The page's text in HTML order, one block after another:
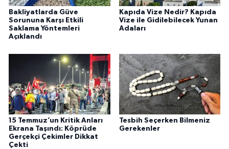
Bakliyatlarda Güve
Sorununa Karşı Etkili
Saklama Yöntemleri
Açıklandı
Kapıda Vize Nedir? Kapıda
Vize ile Gidilebilecek Yunan
Adaları
15 Temmuz’un Kritik Anları
Ekrana Taşındı: Köprüde
Gerçekçi Çekimler Dikkat
Çekti
Tesbih Seçerken Bilmeniz
Gerekenler